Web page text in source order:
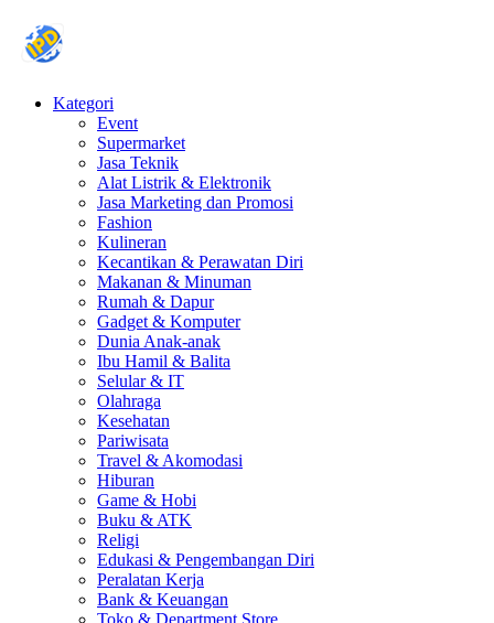
Kategori
Event
Supermarket
Jasa Teknik
Alat Listrik & Elektronik
Jasa Marketing dan Promosi
Fashion
Kulineran
Kecantikan & Perawatan Diri
Makanan & Minuman
Rumah & Dapur
Gadget & Komputer
Dunia Anak-anak
Ibu Hamil & Balita
Selular & IT
Olahraga
Kesehatan
Pariwisata
Travel & Akomodasi
Hiburan
Game & Hobi
Buku & ATK
Religi
Edukasi & Pengembangan Diri
Peralatan Kerja
Bank & Keuangan
Toko & Department Store